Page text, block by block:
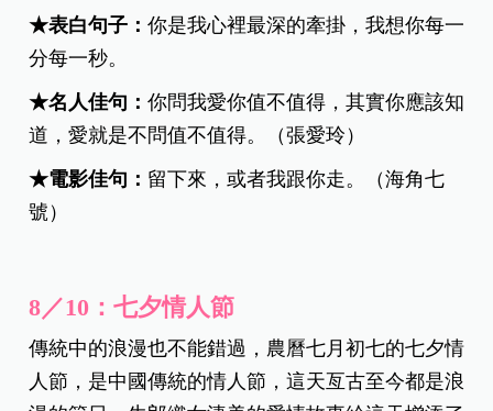
★表白句子：你是我心裡最深的牽掛，我想你每一
分每一秒。
★名人佳句：你問我愛你值不值得，其實你應該知
道，愛就是不問值不值得。（張愛玲）
★電影佳句： 留下來，或者我跟你走。（海角七
號）
8／10：七夕情人節
傳統中的浪漫也不能錯過，農曆七月初七的七夕情
人節，是中國傳統的情人節，這天亙古至今都是浪